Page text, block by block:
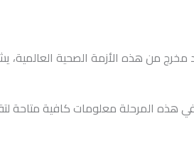
مخرج من هذه الأزمة الصحية
هذه المرحلة معلومات كافية متاحة